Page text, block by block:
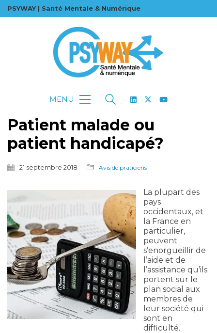
PSYWAY | Santé Mentale & Numérique
MENU
Patient malade ou
patient handicapé?
21 septembre 2018 Avis de praticiens
La plupart des
pays
occidentaux, et
la France en
particulier,
peuvent
s’enorgueillir de
l’aide et de
l’assistance qu’ils
portent sur le
plan social aux
membres de
leur société qui
sont en
difficulté.